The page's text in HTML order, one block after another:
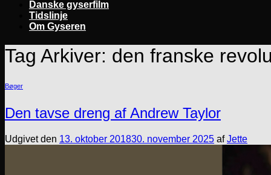
Danske gyserfilm
Tidslinje
Om Gyseren
Tag Arkiver: den franske
Bøger
Den tavse dreng af Andrew Taylor
Udgivet den 13. oktober 201830. november 2025 afJette